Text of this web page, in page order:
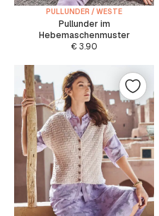
PULLUNDER / WESTE
Pullunder im
Hebemaschenmuster
€3.90